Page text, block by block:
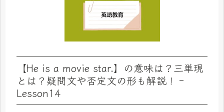
【He is a movie star.】の意味は？三単現
とは？疑問文や否定文の形も解説！‐
Lesson14